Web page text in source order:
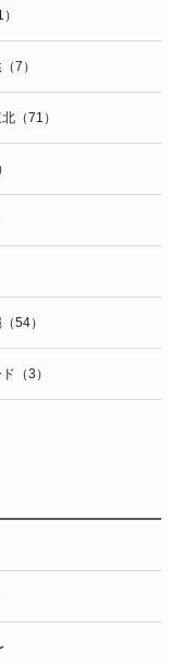
7）
（71）
54）
（3）